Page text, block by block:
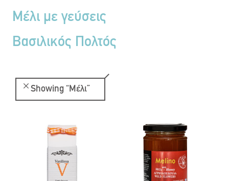
Μέλι με γεύσεις
Βασιλικός Πολτός
Showing “Μέλι”